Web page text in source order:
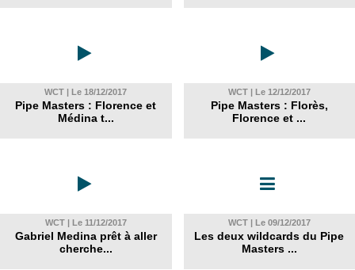
WCT | Le 18/12/2017
Pipe Masters : Florence et
Médina t...
WCT | Le 12/12/2017
Pipe Masters : Florès,
Florence et ...
WCT | Le 11/12/2017
Gabriel Medina prêt à aller
cherche...
WCT | Le 09/12/2017
Les deux wildcards du Pipe
Masters ...